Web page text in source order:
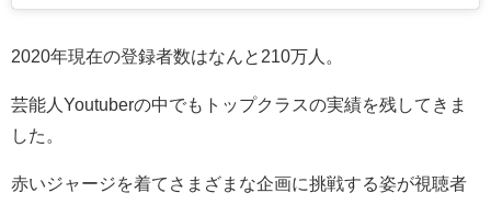
2020年現在の登録者数はなんと210万人。
芸能人Youtuberの中でもトップクラスの実績を残してきま
した。
赤いジャージを着てさまざまな企画に挑戦する姿が視聴者